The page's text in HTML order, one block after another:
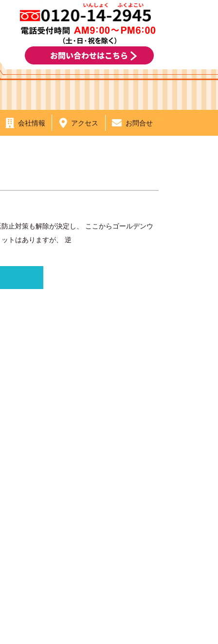
会社情報 アクセス お問合せ
止対策も解除が決定し、 ここからゴールデンウ
トはありますが、 逆